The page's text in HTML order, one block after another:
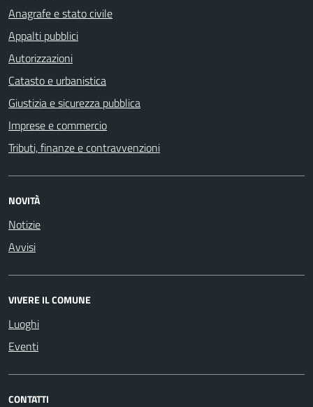
Anagrafe e stato civile
Appalti pubblici
Autorizzazioni
Catasto e urbanistica
Giustizia e sicurezza pubblica
Imprese e commercio
Tributi, finanze e contravvenzioni
NOVITÀ
Notizie
Avvisi
VIVERE IL COMUNE
Luoghi
Eventi
CONTATTI